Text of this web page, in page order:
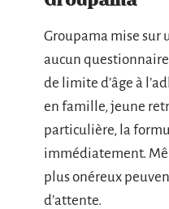
Groupama mise sur
aucun
de limite d’âge à
en famille, jeune
particulière, la
immédiatement.
plus onéreux
d’attente.